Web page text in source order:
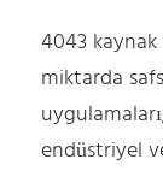
4043 kaynak
miktarda
endüstriyel